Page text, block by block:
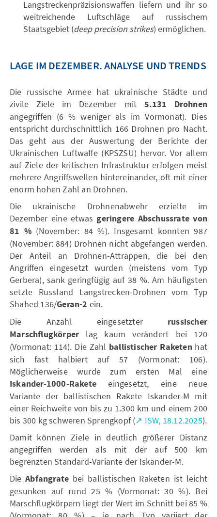
Langstreckenpräzisionswaffen liefern und ihr so
weitreichende Luftschläge auf russischem
Staatsgebiet (deep precision strikes) ermöglichen.
LAGE IM DEZEMBER. ANALYSE UND TRENDS
Die russische Armee hat ukrainische Städte und
zivile Ziele im Dezember mit5.131 Drohnen
angegriffen (6 % weniger als im Vormonat). Dies
entspricht durchschnittlich 166 Drohnen pro Nacht.
Das geht aus der Auswertung der Berichte der
Ukrainischen Luftwaffe (KPSZSU) hervor. Vor allem
auf Ziele der kritischen Infrastruktur erfolgen meist
mehrere Angriffswellen hintereinander, oft mit einer
enorm hohen Zahl an Drohnen.
Die ukrainische Drohnenabwehr erzielte im
Dezember eine etwas geringere Abschussrate von
81 % (November: 84 %). Insgesamt konnten 987
(November: 884) Drohnen nicht abgefangen werden.
Der Anteil an Drohnen-Attrappen, die bei den
Angriffen eingesetzt wurden (meistens vom Typ
Gerbera), sank geringfügig auf 38 %. Am häufigsten
setzte Russland Langstrecken-Drohnen vom Typ
Shahed 136/Geran-2 ein.
Die Anzahl eingesetzter russischer
Marschflugkörper lag kaum verändert bei 120
(Vormonat: 114). Die Zahl ballistischer Raketenhat
sich fast halbiert auf 57 (Vormonat: 106).
Möglicherweise wurde zum ersten Mal eine
Iskander-1000-Rakete eingesetzt, eine neue
Variante der ballistischen Rakete Iskander-M mit
einer Reichweite von bis zu 1.300 km und einem 200
bis 300 kg schweren Sprengkopf (↗ ISW, 18.12.2025).
Damit können Ziele in deutlich größerer Distanz
angegriffen werden als mit der auf 500 km
begrenzten Standard-Variante der Iskander-M.
DieAbfangrate bei ballistischen Raketen ist leicht
gesunken auf rund 25 % (Vormonat: 30 %). Bei
Marschflugkörpern liegt der Wert im Schnitt bei 85 %